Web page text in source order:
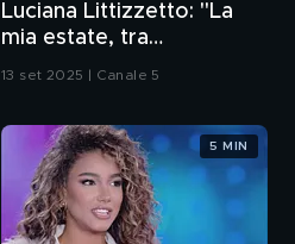
Luciana Littizzetto: "La
mia estate, tra
pancreatite e
13 set 2025 | Canale 5
5 MIN